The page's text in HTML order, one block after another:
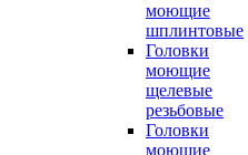
моющие
шплинтовые
Головки
моющие
щелевые
резьбовые
Головки
моющие